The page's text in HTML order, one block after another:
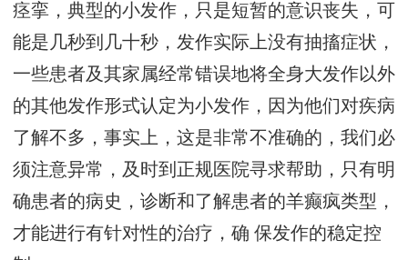
痉挛，典型的小发作，只是短暂的意识丧失，可
能是几秒到几十秒，发作实际上没有抽搐症状，
一些患者及其家属经常错误地将全身大发作以外
的其他发作形式认定为小发作，因为他们对疾病
了解不多，事实上，这是非常不准确的，我们必
须注意异常，及时到正规医院寻求帮助，只有明
确患者的病史，诊断和了解患者的羊癫疯类型，
才能进行有针对性的治疗，确 保发作的稳定控